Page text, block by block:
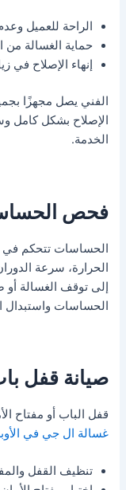
الراحة للعميل
حماية الغسالة من
إنهاء الإصلاح في
الفني يصل مجهزًا
الإصلاح بشكل كامل
الخدمة.
فحص
الحساسات تتحكم في
الحرارة، سرعة
إلى توقف الغسالة
الحساسات واستبدال
صيانة قفل
قفل الباب أو مفتاح
غسالة ال جي في
تنظيف القفل